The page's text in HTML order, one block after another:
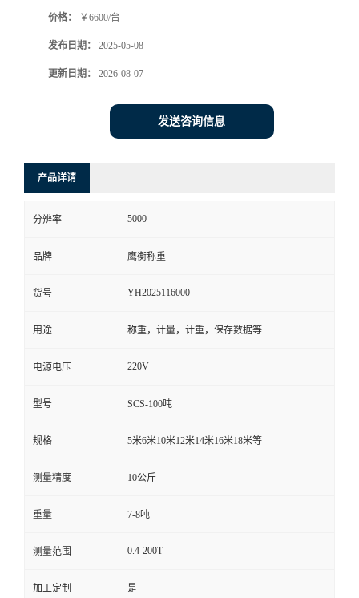
价格： ￥6600/台
发布日期： 2025-05-08
更新日期： 2026-08-07
发送咨询信息
产品详请
分辨率 5000
品牌 鹰衡称重
货号 YH2025116000
用途 称重，计量，计重，保存数据等
电源电压 220V
型号 SCS-100吨
规格 5米6米10米12米14米16米18米等
测量精度 10公斤
重量 7-8吨
测量范围 0.4-200T
加工定制 是